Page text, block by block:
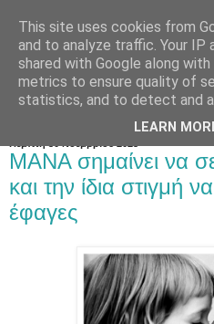
MANA σημαίνει να
και την ίδια στιγμή
έφαγες
This site uses cookies from
and to analyze traffic. Your IP
shared with Google along
metrics to ensure quality of
statistics, and to detect and
LEARN